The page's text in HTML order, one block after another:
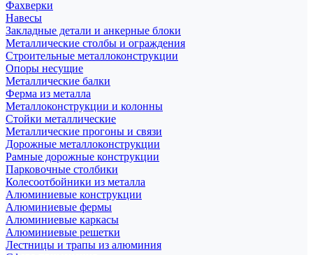
Фахверки
Навесы
Закладные детали и анкерные блоки
Металлические столбы и ограждения
Строительные металлоконструкции
Опоры несущие
Металлические балки
Ферма из металла
Металлоконструкции и колонны
Стойки металлические
Металлические прогоны и связи
Дорожные металлоконструкции
Рамные дорожные конструкции
Парковочные столбики
Колесоотбойники из металла
Алюминиевые конструкции
Алюминиевые фермы
Алюминиевые каркасы
Алюминиевые решетки
Лестницы и трапы из алюминия